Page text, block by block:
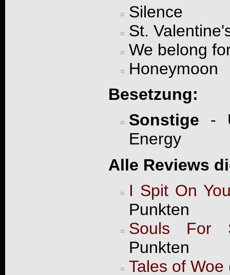
Silence
St.
We belong
Honeymoon
Besetzung:
Sonstige -
Energy
Alle Reviews
I Spit On
Punkten
Souls For
Punkten
Tales of Woe